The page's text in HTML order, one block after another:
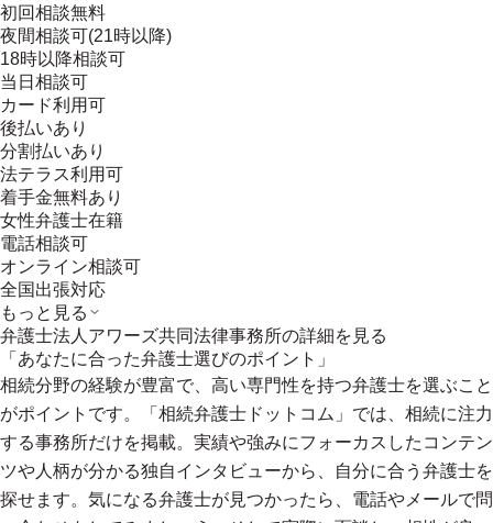
初回相談無料
夜間相談可(21時以降)
18時以降相談可
当日相談可
カード利用可
後払いあり
分割払いあり
法テラス利用可
着手金無料あり
女性弁護士在籍
電話相談可
オンライン相談可
全国出張対応
もっと見る
弁護士法人アワーズ共同法律事務所の詳細を見る
「あなたに合った弁護士選びのポイント」
相続分野の経験が豊富で、高い専門性を持つ弁護士を選ぶこと
がポイントです。「相続弁護士ドットコム」では、相続に注力
する事務所だけを掲載。実績や強みにフォーカスしたコンテン
ツや人柄が分かる独自インタビューから、自分に合う弁護士を
探せます。気になる弁護士が見つかったら、電話やメールで問